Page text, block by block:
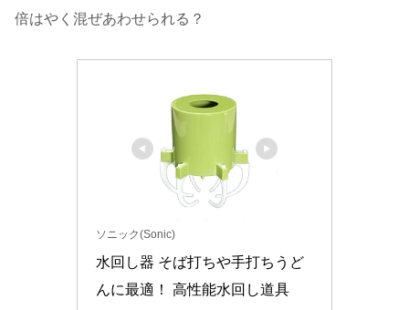
倍はやく混ぜあわせられる？
ソニック(Sonic)
水回し器 そば打ちや手打ちうど
んに最適！ 高性能水回し道具